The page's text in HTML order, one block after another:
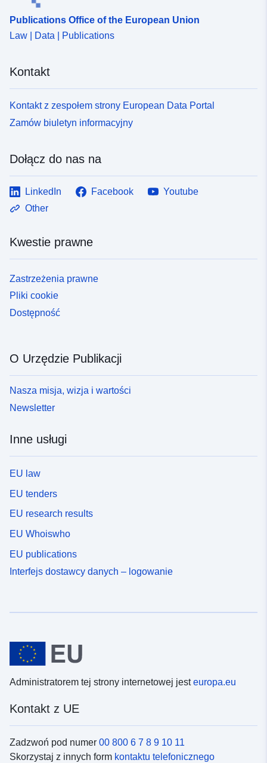
Publications Office of the European Union
Law | Data | Publications
Kontakt
Kontakt z zespołem strony European Data Portal
Zamów biuletyn informacyjny
Dołącz do nas na
LinkedIn Facebook
Youtube
Other
Kwestie prawne
Zastrzeżenia prawne
Pliki cookie
Dostępność
O Urzędzie Publikacji
Nasza misja, wizja i wartości
Newsletter
Inne usługi
EU law
EU tenders
EU research results
EU Whoiswho
EU publications
Interfejs dostawcy danych – logowanie
Administratorem tej strony internetowej jesteuropa.eu
Kontakt z UE
Zadzwoń pod numer 00 800 6 7 8 9 10 11
Skorzystaj z innych form kontaktu telefonicznego